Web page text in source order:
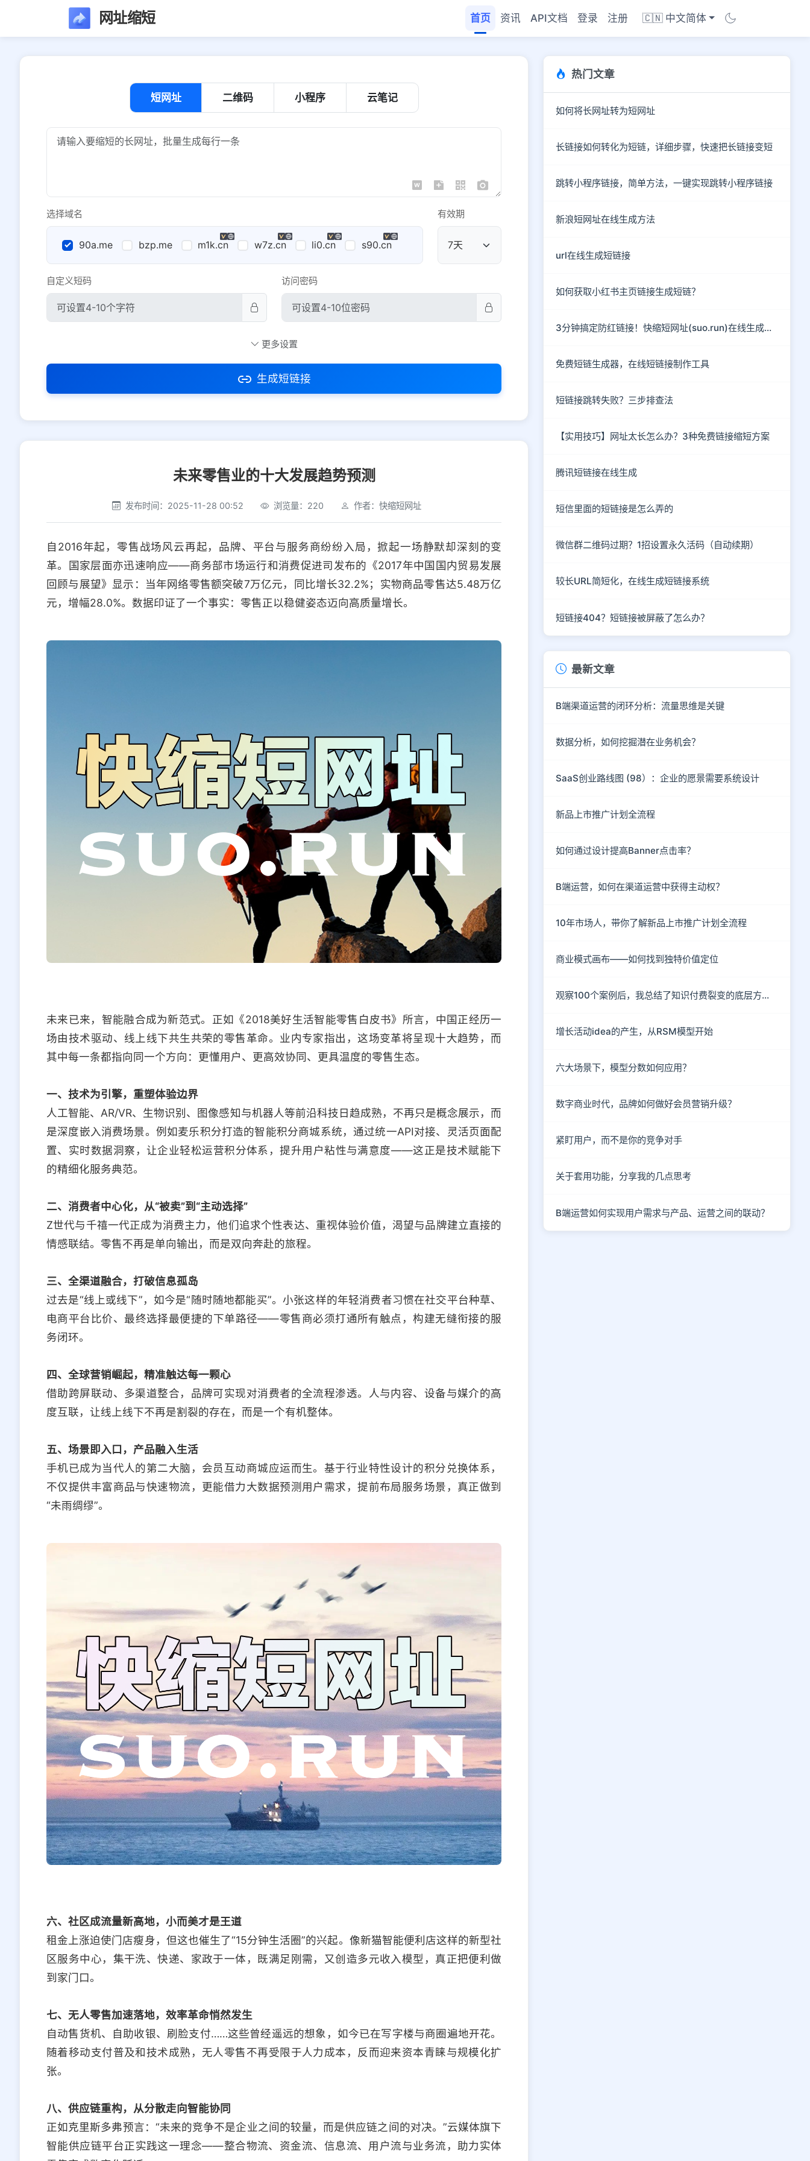
网址缩短 首页 资讯 API文档 登录 注册 🇨🇳 中文简体
短网址 二维码 小程序 云笔记
选择域名
90a.me bzp.me m1k.cn w7z.cn li0.cn s90.cn 公共域名
有效期
自定义短码 访问密码
社交平台 电商平台
选择防红平台类型，避免链接被拦截
平台设置
iOS Android PC 其他
更多设置
生成短链接
未来零售业的十大发展趋势预测
发布时间：2025-11-28 00:52 浏览量：220 作者：快缩短网址
自2016年起，零售战场风云再起，品牌、平台与服务商纷纷入局，掀起一场静默却深刻的变
革。国家层面亦迅速响应——商务部市场运行和消费促进司发布的《2017年中国国内贸易发展
回顾与展望》显示：当年网络零售额突破7万亿元，同比增长32.2%；实物商品零售达5.48万亿
元，增幅28.0%。数据印证了一个事实：零售正以稳健姿态迈向高质量增长。
未来已来，智能融合成为新范式。正如《2018美好生活智能零售白皮书》所言，中国正经历一
场由技术驱动、线上线下共生共荣的零售革命。业内专家指出，这场变革将呈现十大趋势，而
其中每一条都指向同一个方向：更懂用户、更高效协同、更具温度的零售生态。
一、技术为引擎，重塑体验边界
人工智能、AR/VR、生物识别、图像感知与机器人等前沿科技日趋成熟，不再只是概念展示，而
是深度嵌入消费场景。例如麦乐积分打造的智能积分商城系统，通过统一API对接、灵活页面配
置、实时数据洞察，让企业轻松运营积分体系，提升用户粘性与满意度——这正是技术赋能下
的精细化服务典范。
二、消费者中心化，从“被卖”到“主动选择”
Z世代与千禧一代正成为消费主力，他们追求个性表达、重视体验价值，渴望与品牌建立直接的
情感联结。零售不再是单向输出，而是双向奔赴的旅程。
三、全渠道融合，打破信息孤岛
过去是“线上或线下”，如今是“随时随地都能买”。小张这样的年轻消费者习惯在社交平台种草、
电商平台比价、最终选择最便捷的下单路径——零售商必须打通所有触点，构建无缝衔接的服
务闭环。
四、全球营销崛起，精准触达每一颗心
借助跨屏联动、多渠道整合，品牌可实现对消费者的全流程渗透。人与内容、设备与媒介的高
度互联，让线上线下不再是割裂的存在，而是一个有机整体。
五、场景即入口，产品融入生活
手机已成为当代人的第二大脑，会员互动商城应运而生。基于行业特性设计的积分兑换体系，
不仅提供丰富商品与快速物流，更能借力大数据预测用户需求，提前布局服务场景，真正做到
“未雨绸缪”。
六、社区成流量新高地，小而美才是王道
租金上涨迫使门店瘦身，但这也催生了“15分钟生活圈”的兴起。像新猫智能便利店这样的新型社
区服务中心，集干洗、快递、家政于一体，既满足刚需，又创造多元收入模型，真正把便利做
到家门口。
七、无人零售加速落地，效率革命悄然发生
自动售货机、自助收银、刷脸支付……这些曾经遥远的想象，如今已在写字楼与商圈遍地开花。
随着移动支付普及和技术成熟，无人零售不再受限于人力成本，反而迎来资本青睐与规模化扩
张。
八、供应链重构，从分散走向智能协同
正如克里斯多弗预言：“未来的竞争不是企业之间的较量，而是供应链之间的对决。”云媒体旗下
智能供应链平台正实践这一理念——整合物流、资金流、信息流、用户流与业务流，助力实体
热门文章
如何将长网址转为短网址
长链接如何转化为短链，详细步骤，快速把长链接变短
跳转小程序链接，简单方法，一键实现跳转小程序链接
新浪短网址在线生成方法
url在线生成短链接
如何获取小红书主页链接生成短链？
3分钟搞定防红链接！快缩短网址(suo.run)在线生成指南
免费短链生成器，在线短链接制作工具
短链接跳转失败？三步排查法
【实用技巧】网址太长怎么办？3种免费链接缩短方案
腾讯短链接在线生成
短信里面的短链接是怎么弄的
微信群二维码过期？1招设置永久活码（自动续期）
较长URL简短化，在线生成短链接系统
短链接404？短链接被屏蔽了怎么办？
最新文章
B端渠道运营的闭环分析：流量思维是关键
数据分析，如何挖掘潜在业务机会？
SaaS创业路线图 (98）：企业的愿景需要系统设计
新品上市推广计划全流程
如何通过设计提高Banner点击率？
B端运营，如何在渠道运营中获得主动权？
10年市场人，带你了解新品上市推广计划全流程
商业模式画布——如何找到独特价值定位
观察100个案例后，我总结了知识付费裂变的底层方法论
增长活动idea的产生，从RSM模型开始
六大场景下，模型分数如何应用？
数字商业时代，品牌如何做好会员营销升级？
紧盯用户，而不是你的竞争对手
关于套用功能，分享我的几点思考
B端运营如何实现用户需求与产品、运营之间的联动？